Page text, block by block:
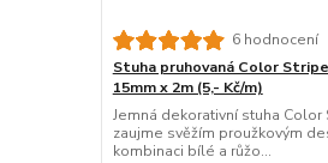
6 hodnocení
Stuha pruhovaná Color
15mm x 2m (5,- Kč/m)
Jemná dekorativní stuha Color
zaujme svěžím proužkovým
kombinaci bílé a růžo...